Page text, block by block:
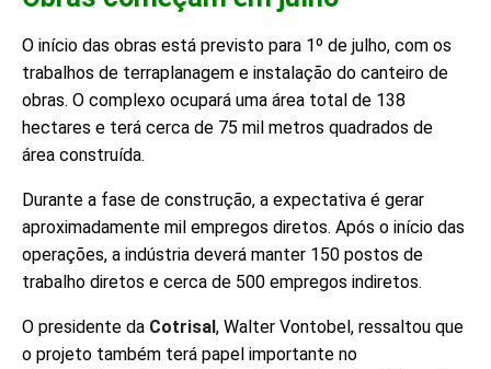
O início das obras está previsto para 1º de julho, com os
trabalhos de terraplanagem e instalação do canteiro de
obras. O complexo ocupará uma área total de 138
hectares e terá cerca de 75 mil metros quadrados de
área construída.
Durante a fase de construção, a expectativa é gerar
aproximadamente mil empregos diretos. Após o início das
operações, a indústria deverá manter 150 postos de
trabalho diretos e cerca de 500 empregos indiretos.
O presidente da Cotrisal, Walter Vontobel, ressaltou que
o projeto também terá papel importante no